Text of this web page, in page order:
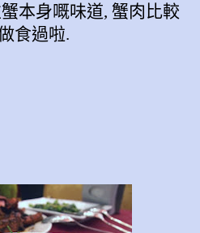
本身嘅味道, 蟹肉比較
食過啦.